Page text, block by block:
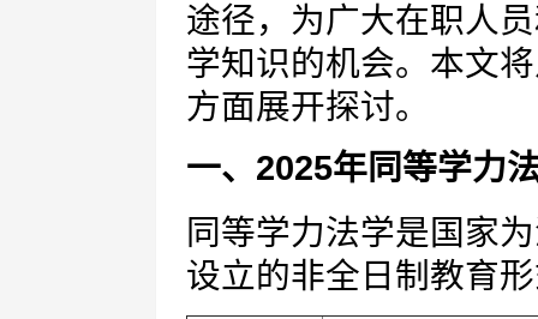
途径，为广大在职人
学知识的机会。本文
方面展开探讨。
一、2025年同等学力
同等学力法学是国家
设立的非全日制教育